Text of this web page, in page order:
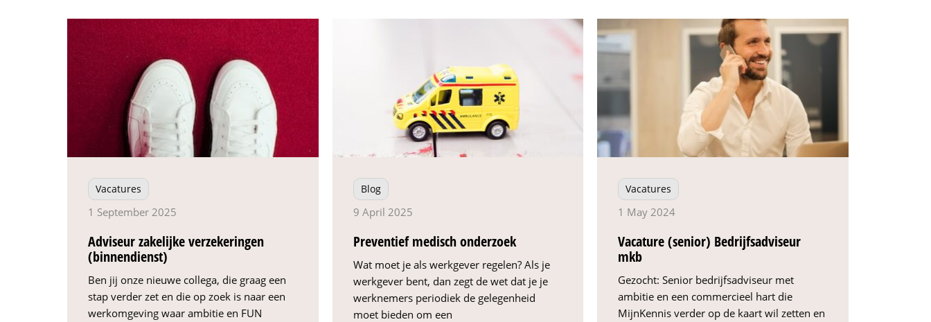
Vacatures
1 September 2025
Adviseur zakelijke verzekeringen
(binnendienst)
Ben jij onze nieuwe collega, die graag een
stap verder zet en die op zoek is naar een
werkomgeving waar ambitie en FUN
Blog
9 April 2025
Preventief medisch onderzoek
Wat moet je als werkgever regelen? Als je
werkgever bent, dan zegt de wet dat je je
werknemers periodiek de gelegenheid
moet bieden om een
Vacatures
1 May 2024
Vacature (senior) Bedrijfsadviseur
mkb
Gezocht: Senior bedrijfsadviseur met
ambitie en een commercieel hart die
MijnKennis verder op de kaart wil zetten en